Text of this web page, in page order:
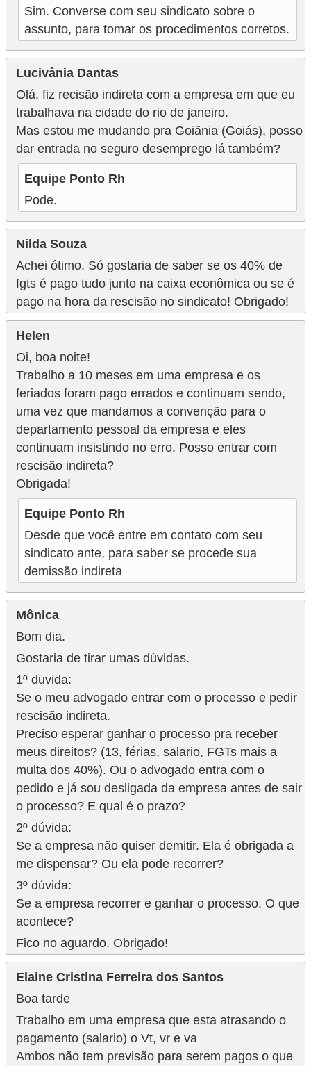
Sim. Converse com seu sindicato sobre o
assunto, para tomar os procedimentos corretos.
Lucivânia Dantas
Olá, fiz recisão indireta com a empresa em que eu
trabalhava na cidade do rio de janeiro.
Mas estou me mudando pra Goiãnia (Goiás), posso
dar entrada no seguro desemprego lá também?
Equipe Ponto Rh
Pode.
Nilda Souza
Achei ótimo. Só gostaria de saber se os 40% de
fgts é pago tudo junto na caixa econômica ou se é
pago na hora da rescisão no sindicato! Obrigado!
Helen
Oi, boa noite!
Trabalho a 10 meses em uma empresa e os
feriados foram pago errados e continuam sendo,
uma vez que mandamos a convenção para o
departamento pessoal da empresa e eles
continuam insistindo no erro. Posso entrar com
rescisão indireta?
Obrigada!
Equipe Ponto Rh
Desde que você entre em contato com seu
sindicato ante, para saber se procede sua
demissão indireta
Mônica
Bom dia.
Gostaria de tirar umas dúvidas.
1º duvida:
Se o meu advogado entrar com o processo e pedir
rescisão indireta.
Preciso esperar ganhar o processo pra receber
meus direitos? (13, férias, salario, FGTs mais a
multa dos 40%). Ou o advogado entra com o
pedido e já sou desligada da empresa antes de sair
o processo? E qual é o prazo?
2º dúvida:
Se a empresa não quiser demitir. Ela é obrigada a
me dispensar? Ou ela pode recorrer?
3º dúvida:
Se a empresa recorrer e ganhar o processo. O que
acontece?
Fico no aguardo. Obrigado!
Elaine Cristina Ferreira dos Santos
Boa tarde
Trabalho em uma empresa que esta atrasando o
pagamento (salario) o Vt, vr e va
Ambos não tem previsão para serem pagos o que